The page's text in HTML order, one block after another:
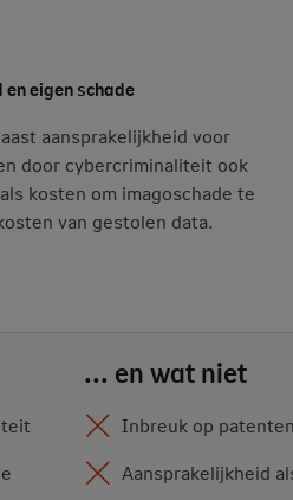
eigen schade
aansprakelijkheid voor
door cybercriminaliteit ook
kosten om imagoschade te
van gestolen data.
... en wat niet
Inbreuk op
Aansprakelijkheid